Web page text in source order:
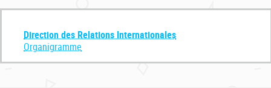
Direction des Relations Internationales
Organigramme